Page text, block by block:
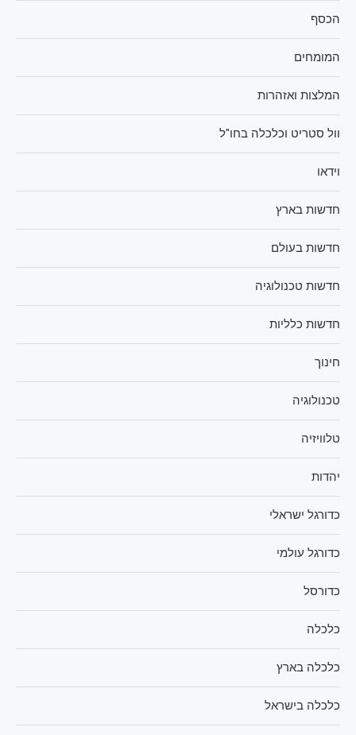
הכסף
המומחים
המלצות ואזהרות
וול סטריט וכלכלה בחו"ל
וידאו
חדשות בארץ
חדשות בעולם
חדשות טכנולוגיה
חדשות כלליות
חינוך
טכנולוגיה
טלוויזיה
יהדות
כדורגל ישראלי
כדורגל עולמי
כדורסל
כלכלה
כלכלה בארץ
כלכלה בישראל